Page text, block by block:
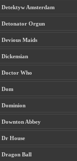
Detektyw Amsterdam
Detonator Orgun
Devious Maids
Dickensian
Doctor Who
Dom
Dominion
Downton Abbey
Dr House
Dragon Ball